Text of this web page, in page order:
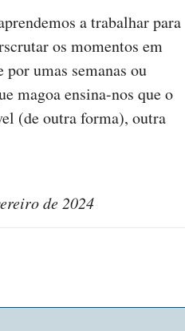
a trabalhar para
os momentos em
umas semanas ou
magoa ensina-nos que o
(de outra forma), outra
de 2024